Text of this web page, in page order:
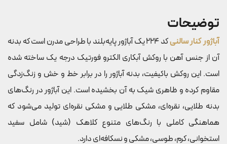
توضیحات
آباژور کنار سالنی
کد 224 یک آباژور پایه‌بلند با طراحی مدرن است که بدنه
آن از جنس آهن با روکش آبکاری الکترو فورتیک درجه یک ساخته شده
است. این روکش باکیفیت، بدنه آباژور را در برابر خط و خش و زنگ‌زدگی
مقاوم کرده و ظاهری شیک به آن بخشیده است. این آباژور در رنگ‌های
بدنه طلایی، نقره‌ای، مشکی طلایی و مشکی نقره‌ای تولید می‌شود که
هماهنگی کاملی با رنگ‌های متنوع کلاهک (شید) شامل سفید
استخوانی، کرم، طوسی، مشکی و نسکافه‌ای دارد.